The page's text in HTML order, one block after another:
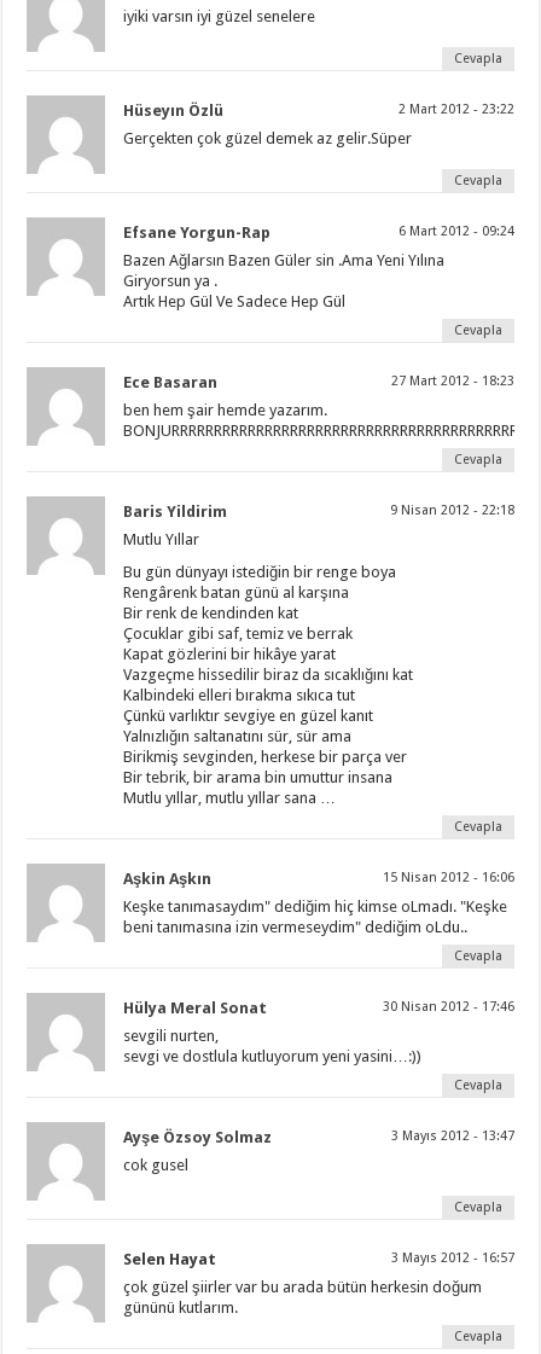
iyiki varsın iyi güzel senelere
Cevapla
Hüseyın Özlü 2 Mart 2012 - 23:22
Gerçekten çok güzel demek az gelir.Süper
Cevapla
Efsane Yorgun-Rap 6 Mart 2012 - 09:24
Bazen Ağlarsın Bazen Güler sin .Ama Yeni Yılına
Giryorsun ya .
Artık Hep Gül Ve Sadece Hep Gül
Cevapla
Ece Basaran 27 Mart 2012 - 18:23
ben hem şair hemde yazarım.
BONJURRRRRRRRRRRRRRRRRRRRRRRRRRRRRRRRRRRRRRRRRRR
Cevapla
Baris Yildirim 9 Nisan 2012 - 22:18
Mutlu Yıllar
Bu gün dünyayı istediğin bir renge boya
Rengârenk batan günü al karşına
Bir renk de kendinden kat
Çocuklar gibi saf, temiz ve berrak
Kapat gözlerini bir hikâye yarat
Vazgeçme hissedilir biraz da sıcaklığını kat
Kalbindeki elleri bırakma sıkıca tut
Çünkü varlıktır sevgiye en güzel kanıt
Yalnızlığın saltanatını sür, sür ama
Birikmiş sevginden, herkese bir parça ver
Bir tebrik, bir arama bin umuttur insana
Mutlu yıllar, mutlu yıllar sana …
Cevapla
Aşkin Aşkın 15 Nisan 2012 - 16:06
Keşke tanımasaydım" dediğim hiç kimse oLmadı. "Keşke
beni tanımasına izin vermeseydim" dediğim oLdu..
Cevapla
Hülya Meral Sonat 30 Nisan 2012 - 17:46
sevgili nurten,
sevgi ve dostlula kutluyorum yeni yasini…:))
Cevapla
Ayşe Özsoy Solmaz 3 Mayıs 2012 - 13:47
cok gusel
Cevapla
Selen Hayat 3 Mayıs 2012 - 16:57
çok güzel şiirler var bu arada bütün herkesin doğum
gününü kutlarım.
Cevapla